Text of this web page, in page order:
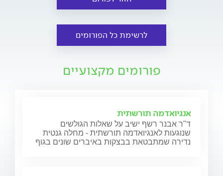
לרשימת כל הפורומים
פורומים מקצועיים
אנגיואדמה תורשתית
ד"ר אבנר רשף ישיב על שאלות הגולשים
שנוגעות לאנגיואדמה תורשתית - מחלה גנטית
נדירה שמתבטאת בבצקות באיברים שונים בגוף